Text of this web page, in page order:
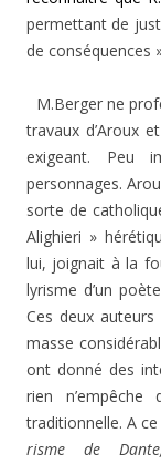
permettant de
de conséquences
M.Berger ne
travaux d’Aroux
exigeant. Peu
personnages.
sorte de
Alighieri »
lui, joignait à la
lyrisme d’un
Ces deux
masse
ont donné des
rien
tradition­nelle. A
risme de Dante,